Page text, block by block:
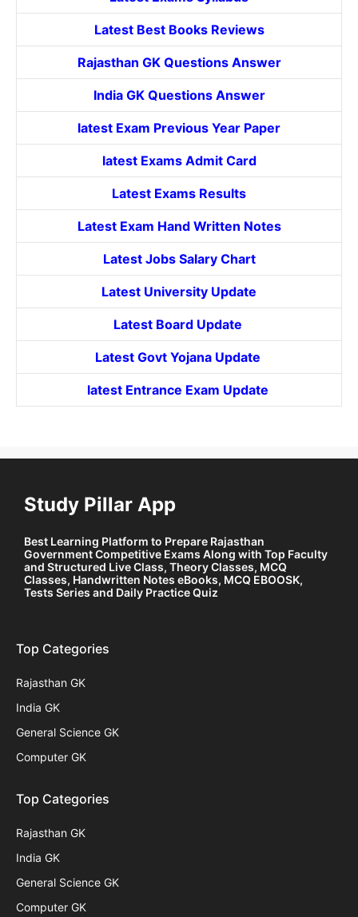
Latest Best Books Reviews
Rajasthan GK Questions Answer
India GK Questions Answer
latest Exam Previous Year Paper
latest Exams Admit Card
Latest Exams Results
Latest Exam Hand Written Notes
Latest Jobs Salary Chart
Latest University Update
Latest Board Update
Latest Govt YojanaUpdate
latest Entrance Exam Update
Study Pillar App
Best Learning Platform to Prepare Rajasthan
Government Competitive Exams Along with Top Faculty
and Structured Live Class, Theory Classes, MCQ
Classes, Handwritten Notes eBooks, MCQ EBOOSK,
Tests Series and Daily Practice Quiz
Top Categories
Rajasthan GK
India GK
General Science GK
Computer GK
Top Categories
Rajasthan GK
India GK
General Science GK
Computer GK